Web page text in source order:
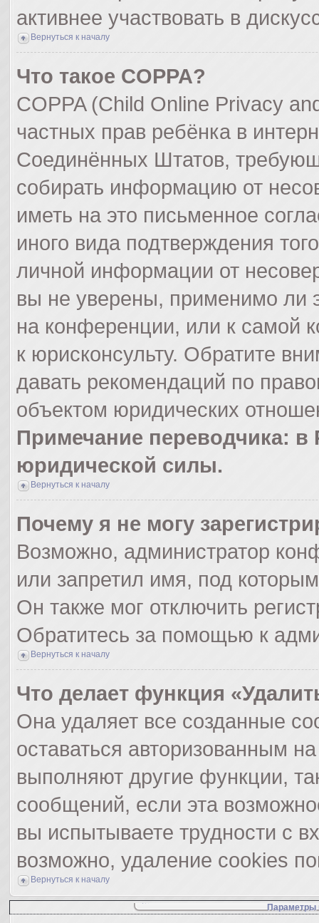
активнее участвовать в
Вернуться к началу
Что такое COPPA?
COPPA (Child Online Privacy
частных прав ребёнка в
Соединённых Штатов,
собирать информацию от
иметь на это письменное
иного вида подтверждения
личной информации от
вы не уверены, применимо ли
на конференции, или к самой
к юрисконсульту. Обратите
давать рекомендаций по
объектом юридических
Примечание переводчика: в
юридической силы.
Вернуться к началу
Почему я не могу
Возможно, администратор
или запретил имя, под
Он также мог отключить
Обратитесь за помощью к
Вернуться к началу
Что делает функция
Она удаляет все созданные
оставаться авторизованным
выполняют другие функции,
сообщений, если эта
вы испытываете трудности с
возможно, удаление cookies
Вернуться к началу
Параметры